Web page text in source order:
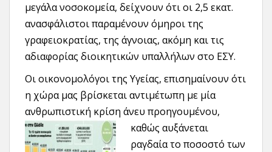
μεγάλα νοσοκομεία, δείχνουν ότι οι 2,5 εκατ.
ανασφάλιστοι παραμένουν όμηροι της
γραφειοκρατίας, της άγνοιας, ακόμη και τις
αδιαφορίας διοικητικών υπαλλήλων στο ΕΣΥ.
Οι οικονομολόγοι της Υγείας, επισημαίνουν ότι
η χώρα μας βρίσκεται αντιμέτωπη με μία
ανθρωπιστική κρίση άνευ προηγουμένου,
καθώς αυξάνεται
ραγδαία το ποσοστό των